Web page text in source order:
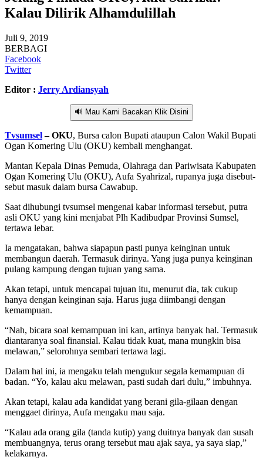
Kalau Dilirik Alhamdulillah
Juli 9, 2019
BERBAGI
Facebook
Twitter
Editor : Jerry Ardiansyah
🔊 Mau Kami Bacakan Klik Disini
Tvsumsel– OKU, Bursa calon Bupati ataupun Calon Wakil Bupati
Ogan Komering Ulu (OKU) kembali menghangat.
Mantan Kepala Dinas Pemuda, Olahraga dan Pariwisata Kabupaten
Ogan Komering Ulu (OKU), Aufa Syahrizal, rupanya juga disebut-
sebut masuk dalam bursa Cawabup.
Saat dihubungi tvsumsel mengenai kabar informasi tersebut, putra
asli OKU yang kini menjabat Plh Kadibudpar Provinsi Sumsel,
tertawa lebar.
Ia mengatakan, bahwa siapapun pasti punya keinginan untuk
membangun daerah. Termasuk dirinya. Yang juga punya keinginan
pulang kampung dengan tujuan yang sama.
Akan tetapi, untuk mencapai tujuan itu, menurut dia, tak cukup
hanya dengan keinginan saja. Harus juga diimbangi dengan
kemampuan.
“Nah, bicara soal kemampuan ini kan, artinya banyak hal. Termasuk
diantaranya soal finansial. Kalau tidak kuat, mana mungkin bisa
melawan,” selorohnya sembari tertawa lagi.
Dalam hal ini, ia mengaku telah mengukur segala kemampuan di
badan. “Yo, kalau aku melawan, pasti sudah dari dulu,” imbuhnya.
Akan tetapi, kalau ada kandidat yang berani gila-gilaan dengan
menggaet dirinya, Aufa mengaku mau saja.
“Kalau ada orang gila (tanda kutip) yang duitnya banyak dan susah
membuangnya, terus orang tersebut mau ajak saya, ya saya siap,”
kelakarnya.